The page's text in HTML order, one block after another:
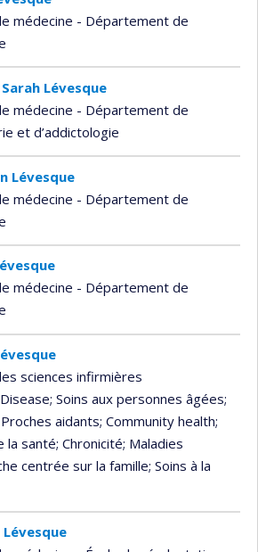
médecine - Département de
Lévesque
médecine - Département de
et d’addictologie
Lévesque
médecine - Département de
médecine - Département de
sciences infirmières
; Soins aux personnes âgées;
aidants; Community health;
la santé; Chronicité; Maladies
centrée sur la famille; Soins à la